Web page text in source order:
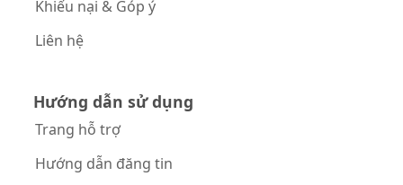
Khiếu nại & Góp ý
Liên hệ
Hướng dẫn sử dụng
Trang hỗ trợ
Hướng dẫn đăng tin